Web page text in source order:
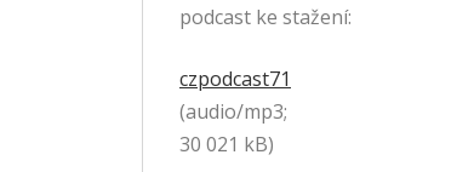
podcast ke stažení:
czpodcast71
(audio/mp3;
30 021 kB)